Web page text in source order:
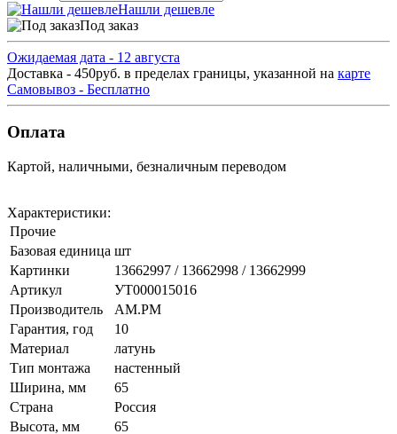
Нашли дешевле
Под заказ
Ожидаемая дата - 12 августа
Доставка - 450руб. в пределах границы, указанной на карте
Самовывоз - Бесплатно
Оплата
Картой, наличными, безналичным переводом
Характеристики:
Прочие
Базовая единица шт
Картинки
13662997 / 13662998 / 13662999
Артикул
УТ000015016
Производитель
AM.PM
Гарантия, год
10
Материал
латунь
Тип монтажа
настенный
Ширина, мм
65
Страна
Россия
Высота, мм
65